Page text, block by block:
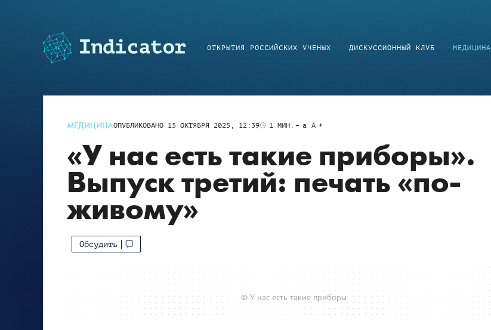
ОТКРЫТИЯ РОССИЙСКИХ УЧЕНЫХ ДИСКУССИОННЫЙ КЛУБ МЕДИЦИНА
МЕДИЦИНАОПУБЛИКОВАНО 15 ОКТЯБРЯ 2025, 12:39 1 МИН. a A
«У нас есть такие приборы».
Выпуск третий: печать «по-
живому»
Обсудить
© У нас есть такие приборы